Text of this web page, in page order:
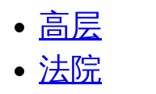
高层
法院